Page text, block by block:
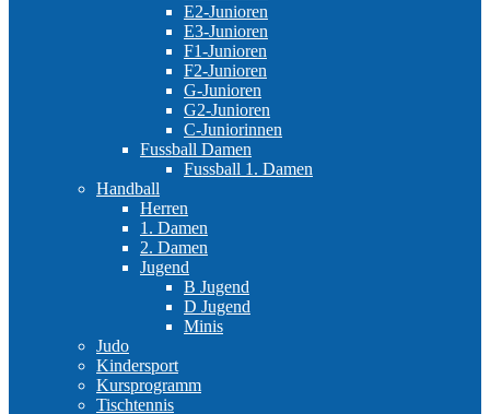
E2-Junioren
E3-Junioren
F1-Junioren
F2-Junioren
G-Junioren
G2-Junioren
C-Juniorinnen
Fussball Damen
Fussball 1. Damen
Handball
Herren
1. Damen
2. Damen
Jugend
B Jugend
D Jugend
Minis
Judo
Kindersport
Kursprogramm
Tischtennis